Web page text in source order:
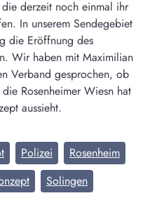
derzeit noch einmal ihr
In unserem Sendegebiet
die Eröffnung des
Wir haben mit Maximilian
Verband gesprochen, ob
Rosenheimer Wiesn hat
aussieht.
Polizei
Rosenheim
Solingen